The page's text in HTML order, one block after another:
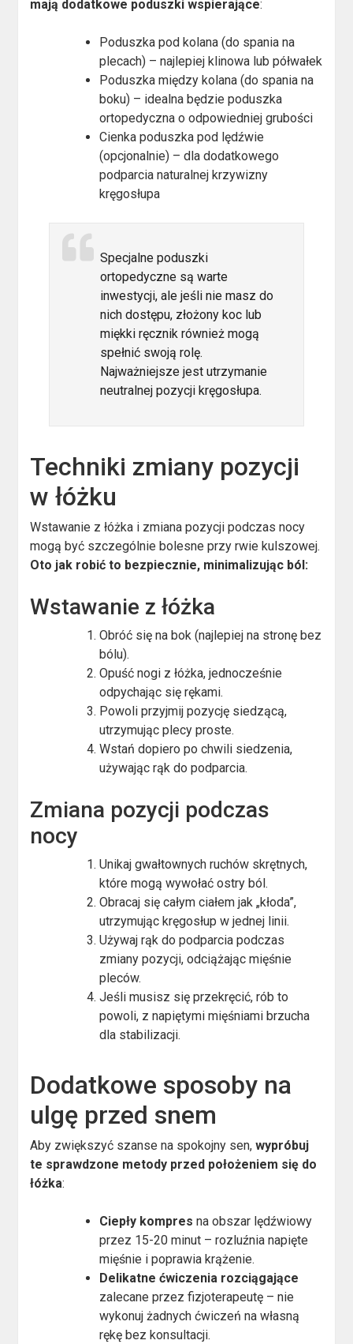
mają dodatkowe poduszki wspierające:
Poduszka pod kolana (do spania na
plecach) – najlepiej klinowa lub półwałek
Poduszka między kolana (do spania na
boku) – idealna będzie poduszka
ortopedyczna o odpowiedniej grubości
Cienka poduszka pod lędźwie
(opcjonalnie) – dla dodatkowego
podparcia naturalnej krzywizny
kręgosłupa
Specjalne poduszki
ortopedyczne są warte
inwestycji, ale jeśli nie masz do
nich dostępu, złożony koc lub
miękki ręcznik również mogą
spełnić swoją rolę.
Najważniejsze jest utrzymanie
neutralnej pozycji kręgosłupa.
Techniki zmiany pozycji
w łóżku
Wstawanie z łóżka i zmiana pozycji podczas nocy
mogą być szczególnie bolesne przy rwie kulszowej.
Oto jak robić to bezpiecznie, minimalizując ból:
Wstawanie z łóżka
Obróć się na bok (najlepiej na stronę bez
bólu).
Opuść nogi z łóżka, jednocześnie
odpychając się rękami.
Powoli przyjmij pozycję siedzącą,
utrzymując plecy proste.
Wstań dopiero po chwili siedzenia,
używając rąk do podparcia.
Zmiana pozycji podczas
nocy
Unikaj gwałtownych ruchów skrętnych,
które mogą wywołać ostry ból.
Obracaj się całym ciałem jak „kłoda”,
utrzymując kręgosłup w jednej linii.
Używaj rąk do podparcia podczas
zmiany pozycji, odciążając mięśnie
pleców.
Jeśli musisz się przekręcić, rób to
powoli, z napiętymi mięśniami brzucha
dla stabilizacji.
Dodatkowe sposoby na
ulgę przed snem
Aby zwiększyć szanse na spokojny sen,wypróbuj
te sprawdzone metody przed położeniem się do
łóżka:
Ciepły kompres na obszar lędźwiowy
przez 15-20 minut – rozluźnia napięte
mięśnie i poprawia krążenie.
Delikatne ćwiczenia rozciągające
zalecane przez fizjoterapeutę – nie
wykonuj żadnych ćwiczeń na własną
rękę bez konsultacji.